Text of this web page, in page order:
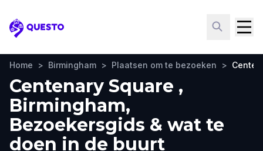
Questo
Home > Birmingham > Plaatsen om te bezoeken >
Centenary Square ,
Birmingham,
Bezoekersgids & wat te
doen in de buurt